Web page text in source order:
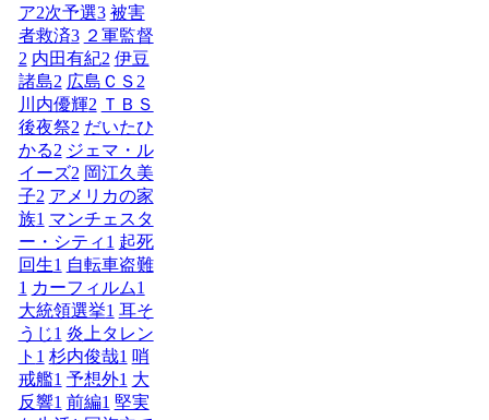
ア2次予選3 被害
者救済3 ２軍監督
2 内田有紀2 伊豆
諸島2 広島ＣＳ 2
川内優輝2 ＴＢＳ
後夜祭2 だいたひ
かる2 ジェマ・ル
イーズ2 岡江久美
子2 アメリカの家
族1 マンチェスタ
ー・シティ 1 起死
回生1 自転車盗難
1 カーフィルム1
大統領選挙1 耳そ
うじ1 炎上タレン
ト 1 杉内俊哉1 哨
戒艦1 予想外1 大
反響1 前編1 堅実